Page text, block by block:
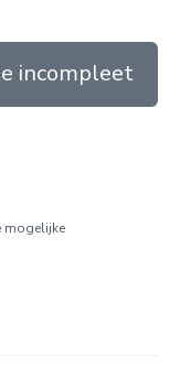
gewenste
mogelijke